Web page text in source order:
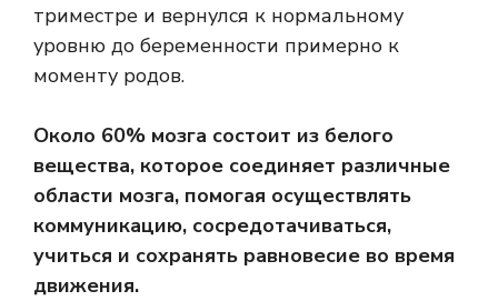
триместре и вернулся к нормальному
уровню до беременности примерно к
моменту родов.
Около 60% мозга состоит из белого
вещества, которое соединяет различные
области мозга, помогая осуществлять
коммуникацию, сосредотачиваться,
учиться и сохранять равновесие во время
движения.